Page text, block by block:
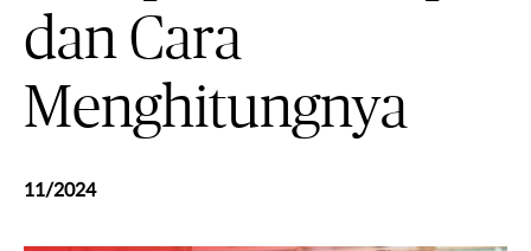
dan Cara
Menghitungnya
11/2024